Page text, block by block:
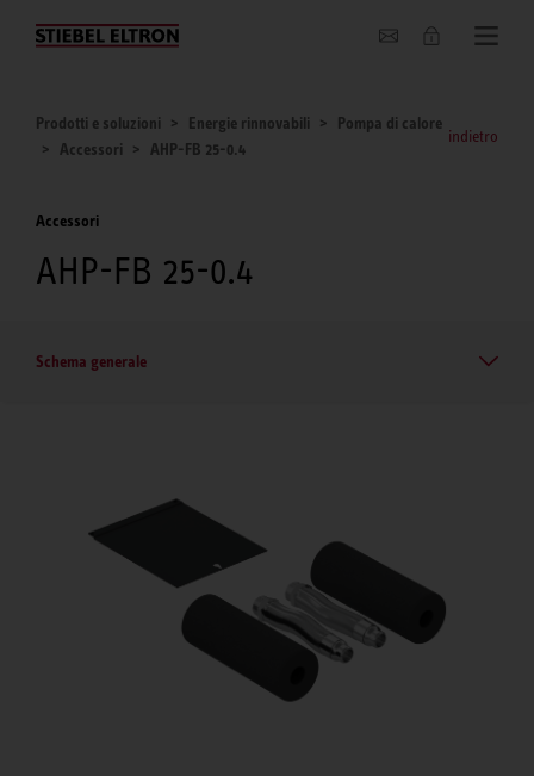
Chi siamo
Prodotti e soluzioni Energie rinnovabili
Pompa di calore
Accessori
AHP-FB 25-0.4
indietro
Accessori
AHP-FB 25-0.4
Schema generale